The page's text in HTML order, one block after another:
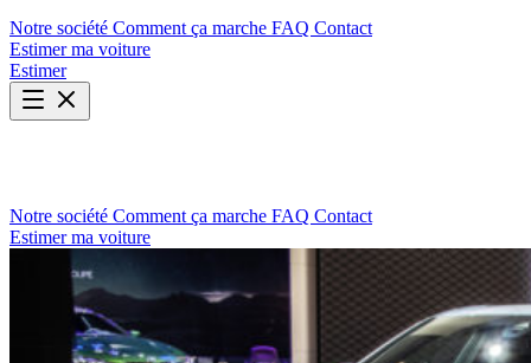
Notre société Comment ça marche FAQ Contact
Estimer ma voiture
Estimer
Notre société Comment ça marche FAQ Contact
Estimer ma voiture